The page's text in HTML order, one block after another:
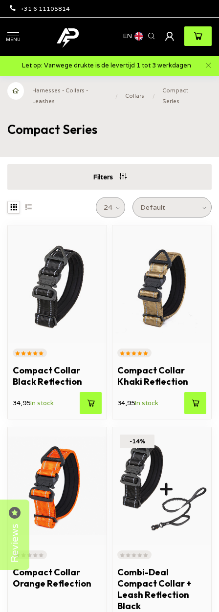
+31 6 11105814
MENU EN
Let op: Vanwege drukte is de levertijd 1 tot 3 werkdagen
Harnesses - Collars -
Leashes
/ Collars /
Compact
Series
Compact Series
Filters
Compact Collar
Black Reflection
34,95In stock
Compact Collar
Khaki Reflection
34,95In stock
Compact Collar
Orange Reflection
-14%
Combi-Deal
Compact Collar +
Leash Reflection
Black
Reviews